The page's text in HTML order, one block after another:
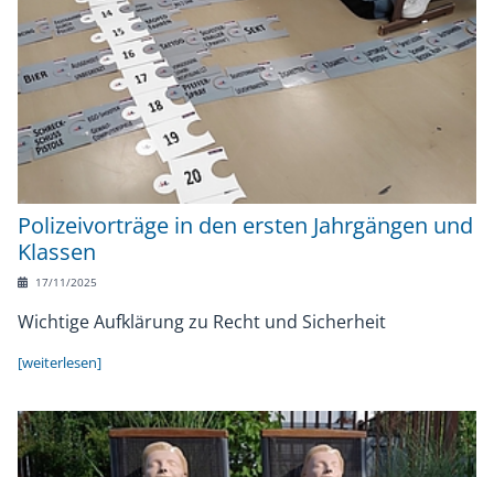
Polizeivorträge in den ersten Jahrgängen und
Klassen
17/11/2025
Wichtige Aufklärung zu Recht und Sicherheit
[weiterlesen]